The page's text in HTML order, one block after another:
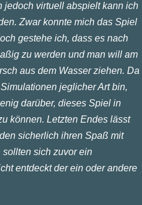
jedoch virtuell abspielt kann ich
Zwar konnte mich das Spiel
gestehe ich, dass es nach
zu werden und man will am
aus dem Wasser ziehen. Da
jeglicher Art bin,
darüber, dieses Spiel in
können. Letzten Endes lässt
sicherlich ihren Spaß mit
sich zuvor ein
entdeckt der ein oder andere